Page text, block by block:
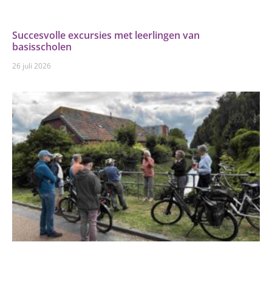
Succesvolle excursies met leerlingen van
basisscholen
26 juli 2026